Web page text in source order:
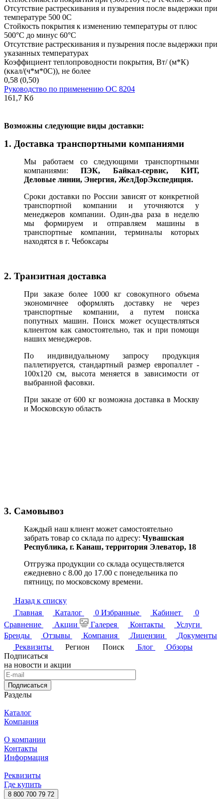
Отсутствие растрескивания и пузырения после выдержки при
температуре 500 0С
Стойкость покрытия к изменению температуры от плюс
500°С до минус 60°С
Отсутствие растрескивания и пузырения после выдержки при
указанных температурах
Коэффициент теплопроводности покрытия, Вт/ (м*К)
(ккал/(ч*м*0С)), не более
0,58 (0,50)
Руководство по применению ОС 8204
161,7 Кб
Возможны следующие виды доставки:
1. Доставка транспортными компаниями
Мы работаем со следующими транспортными
компаниями:ПЭК, Байкал-сервис, КИТ,
Деловые линии, Энергия, ЖелДорЭкспедиция.
Сроки доставки по России зависят от конкретной
транспортной компании и уточняются у
менеджеров компании. Один-два раза в неделю
мы формируем и отправляем машины в
транспортные компании, терминалы которых
находятся в г. Чебоксары
2. Транзитная доставка
При заказе более 1000 кг совокупного объема
экономичнее оформлять доставку не через
транспортные компании, а путем поиска
попутных машин. Поиск может осуществляться
клиентом как самостоятельно, так и при помощи
наших менеджеров.
По индивидуальному запросу продукция
паллетируется, стандартный размер европаллет -
100х120 см, высота меняется в зависимости от
выбранной фасовки.
При заказе от 600 кг возможна доставка в Москву
и Московскую область
3. Самовывоз
Каждый наш клиент может самостоятельно
забрать товар со склада по адресу: Чувашская
Республика, г. Канаш, территория Элеватор, 18
Отгрузка продукции со склада осуществляется
ежедневно с 8.00 до 17.00 с понедельника по
пятницу, по московскому времени.
Назад к списку
Главная
Каталог 0 Избранные Кабинет
0
Сравнение
Акции Галерея Контакты
Услуги
Бренды
Отзывы Компания Лицензии
Документы
Реквизиты
Регион Поиск Блог
Обзоры
Подписаться
на новости и акции
Подписаться
Разделы
Каталог
Компания
О компании
Контакты
Информация
Реквизиты
Где купить
8 800 700 79 72